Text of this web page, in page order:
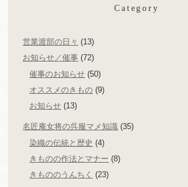
Category
営業渡部の日々 (13)
お知らせ／催事 (72)
催事のお知らせ (50)
オススメのきもの (9)
お知らせ (13)
名匠庵女将の呉服マメ知識 (35)
染織の伝統と歴史 (4)
きものの作法とマナー (8)
きもののうんちく (23)